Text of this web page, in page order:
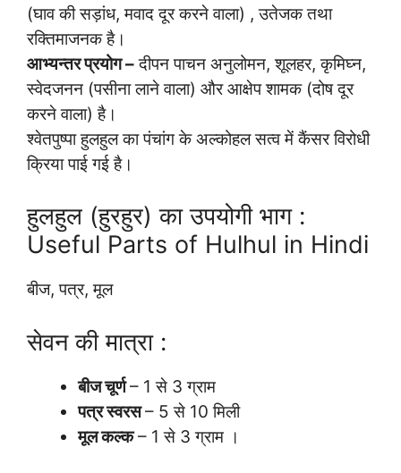
(घाव की सड़ांध, मवाद दूर करने वाला) , उतेजक तथा
रक्तिमाजनक है।
आभ्यन्तर प्रयोग –दीपन पाचन अनुलोमन, शूलहर, कृमिघ्न,
स्वेदजनन (पसीना लाने वाला) और आक्षेप शामक (दोष दूर
करने वाला) है।
श्वेतपुष्पा हुलहुल का पंचांग के अल्कोहल सत्व में कैंसर विरोधी
क्रिया पाई गई है।
हुलहुल (हुरहुर) का उपयोगी भाग :
Useful Parts of Hulhul in Hindi
बीज, पत्र, मूल
सेवन की मात्रा :
बीज चूर्ण– 1 से 3 ग्राम
पत्र स्वरस– 5 से 10 मिली
मूल कल्क– 1 से 3 ग्राम ।